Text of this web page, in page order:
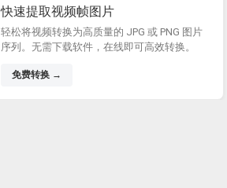
快速提取视频帧图片
轻松将视频转换为高质量的 JPG 或 PNG 图片
序列。无需下载软件，在线即可高效转换。
免费转换 →